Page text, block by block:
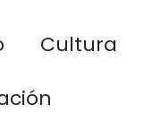
Cultura